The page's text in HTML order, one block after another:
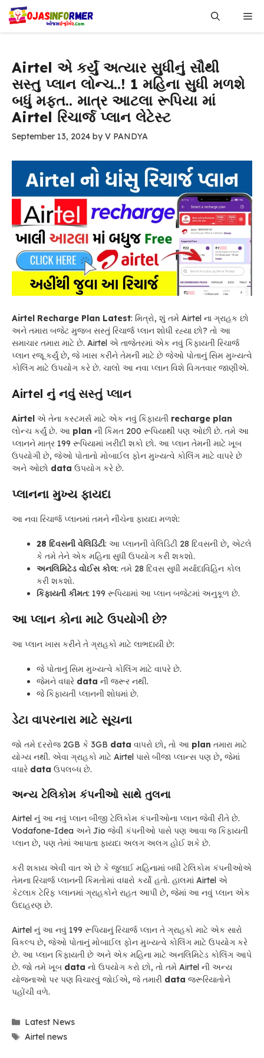
Skip
content
Airtel એ કર્યું અત્યાર સુધીનું સૌથી
સસ્તુ પ્લાન લોન્ચ..! 1 મહિના સુધી મળશે
બધું મફત.. માત્ર આટલા રૂપિયા માં
Airtel રિચાર્જ પ્લાન લેટેસ્ટ
September 13, 2024 byV PANDYA
Airtel Recharge Plan Latest: મિત્રો, શું તમે Airtel ના ગ્રાહક છો
અને તમારા બજેટ મુજબ સસ્તું રિચાર્જ પ્લાન શોધી રહ્યા છો? તો આ
સમાચાર તમારા માટે છે. Airtel એ તાજેતરમાં એક નવું કિફાયતી રિચાર્જ
પ્લાન રજૂ કર્યું છે, જે ખાસ કરીને તેમની માટે છે જેઓ પોતાનું સિમ મુખ્યત્વે
કોલિંગ માટે ઉપયોગ કરે છે. ચાલો આ નવા પ્લાન વિશે વિગતવાર જાણીએ.
Airtel નું નવું સસ્તું પ્લાન
Airtel એ તેના કસ્ટમર્સ માટે એક નવું કિફાયતી recharge plan
લોન્ચ કર્યું છે. આ plan ની કિમત 200 રૂપિયાથી પણ ઓછી છે. તમે આ
પ્લાનને માત્ર 199 રૂપિયામાં ખરીદી શકો છો. આ પ્લાન તેમની માટે ખૂબ
ઉપયોગી છે, જેઓ પોતાનો મોબાઈલ ફોન મુખ્યત્વે કોલિંગ માટે વાપરે છે
અને ઓછો data ઉપયોગ કરે છે.
પ્લાનના મુખ્ય ફાયદા
આ નવા રિચાર્જ પ્લાનમાં તમને નીચેના ફાયદા મળશે:
28 દિવસની વેલિડિટી: આ પ્લાનની વેલિડિટી 28 દિવસની છે, એટલે
કે તમે તેને એક મહિના સુધી ઉપયોગ કરી શકશો.
અનલિમિટેડ વોઈસ કોલ: તમે 28 દિવસ સુધી મર્યાદાવિહિન કોલ
કરી શકશો.
કિફાયતી કીમત: 199 રૂપિયામાં આ પ્લાન બજેટમાં અનુકૂળ છે.
આ પ્લાન કોના માટે ઉપયોગી છે?
આ પ્લાન ખાસ કરીને તે ગ્રાહકો માટે લાભદાયી છે:
જે પોતાનું સિમ મુખ્યત્વે કોલિંગ માટે વાપરે છે.
જેમને વધારે data ની જરૂર નથી.
જે કિફાયતી પ્લાનની શોધમાં છે.
ડેટા વાપરનારા માટે સૂચના
જો તમે દરરોજ 2GB કે 3GB data વાપરો છો, તો આ plan તમારા માટે
યોગ્ય નથી. એવા ગ્રાહકો માટે Airtel પાસે બીજા પ્લાન્સ પણ છે, જેમાં
વધારે data ઉપલબ્ધ છે.
અન્ય ટેલિકોમ કંપનીઓ સાથે તુલના
Airtel નું આ નવું પ્લાન બીજી ટેલિકોમ કંપનીઓના પ્લાન જેવી રીતે છે.
Vodafone-Idea અને Jio જેવી કંપનીઓ પાસે પણ આવા જ કિફાયતી
પ્લાન છે, પણ તેમાં આપાતા ફાયદા અલગ અલગ હોઈ શકે છે.
કરી શકાય એવી વાત એ છે કે જુલાઈ મહિનામાં બધી ટેલિકોમ કંપનીઓએ
તેમના રિચાર્જ પ્લાનની કિમતોમાં વધારો કર્યો હતો. હાલમાં Airtel એ
કેટલાક ટેરિફ પ્લાનમાં ગ્રાહકોને રાહત આપી છે, જેમાં આ નવું પ્લાન એક
ઉદાહરણ છે.
Airtel નું આ નવું 199 રૂપિયાનું રિચાર્જ પ્લાન તે ગ્રાહકો માટે એક સારો
વિકલ્પ છે, જેઓ પોતાનું મોબાઈલ ફોન મુખ્યત્વે કોલિંગ માટે ઉપયોગ કરે
છે. આ પ્લાન કિફાયતી છે અને એક મહિના માટે અનલિમિટેડ કોલિંગ આપે
છે. જો તમે ખૂબ data નો ઉપયોગ કરો છો, તો તમે Airtel ની અન્ય
યોજનાઓ પર પણ વિચારવું જોઈએ, જે તમારી data જરૂરિયાતોને
પહોંચી વળે.
Categories
Latest News
Tags
Airtel news